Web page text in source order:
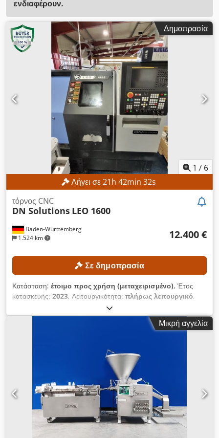
ενδιαφέρουν.
Δημοπρασία
1 / 6
Λήγει σε21h 42min 30s
Baden-Württemberg
1.524 km
τόρνος CNC
DN Solutions LEO 1600
12.400 €
Σε δημοπρασία
Κατάσταση: έτοιμο προς χρήση (μεταχειρισμένο), Έτος
κατασκευής: 2023, Λειτουργικότητα: πλήρως λειτουργικό,
, διαμέτρος τορναρίσματος:
χιλ., οπέρα άξονα:52 χιλ., μέγιστη ταχύτητα ατράκτου:4.500
, Το μηχάνημα μπορεί
ημερών. ΤΕΧΝΙΚΕΣ ΛΕΠΤΟΜΕΡΕΙΕΣ Μέγιστη διάμετρος
τόρνευσης: περίπου 300 mm Μέγιστο μήκος τόρνευσης:
περίπου 300 mm Djdpfx Asznb Ntoh Iswa Διάμετρος οπής
του άξονα: περίπου 52 mm Μέγιστη ταχύτητα κύριου άξονα:
4.500 στροφές/λεπτό Τουρέτα εργαλείων: 12 θέσεις Ακρίβεια
επανάληψης: 0,003 mm ΛΕΠΤΟΜΕΡΕΙΕΣ ΜΗΧΑΝΗΜΑΤΟΣ
Σύστημα ελέγχου: FANUC CNC Βάρος μηχανήματος: περίπου
2.200 kg Ώρες λειτουργίας: περίπου 6.458 ώρες Ώρες
λειτουργίας άξονα: περίπου 4.300 ώρες Τάση: AC 380 V (με ή
Μικρή αγγελία